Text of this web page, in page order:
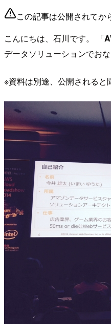
この記事は公開されてか
こんにちは、石川です。 「
データソリューションでお
※資料は別途、公開されると